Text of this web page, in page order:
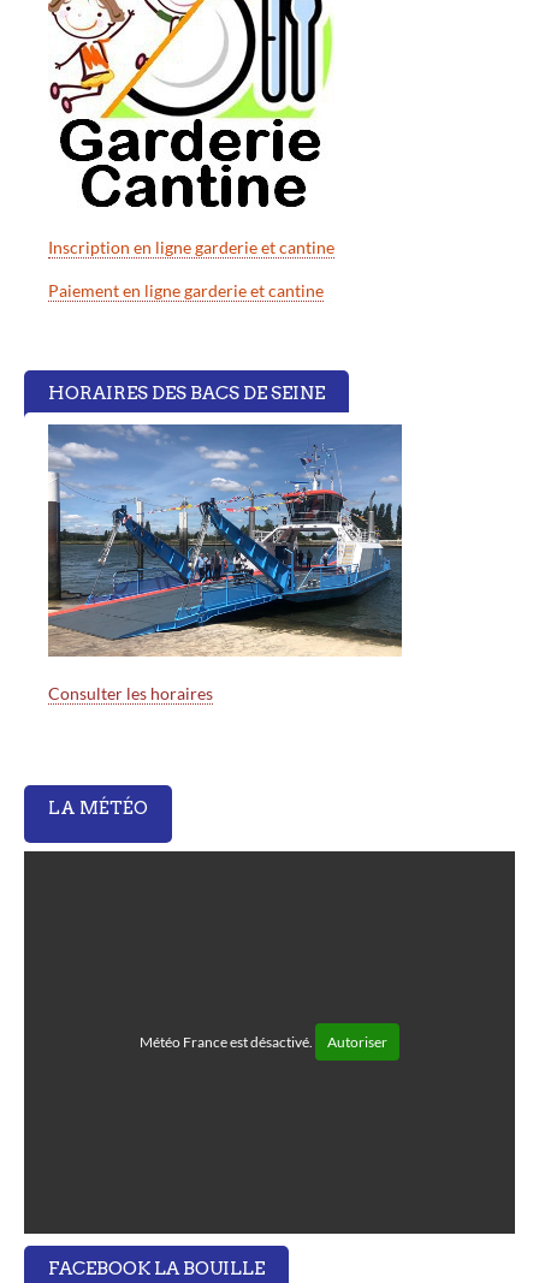
Inscription en ligne garderie et cantine
Paiement en ligne garderie et cantine
HORAIRES DES BACS DE SEINE
Consulter les horaires
LA MÉTÉO
Météo France est désactivé. Autoriser
FACEBOOK LA BOUILLE